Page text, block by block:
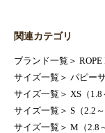
関連カテゴリ
ブランド一覧 ＞ ROPE
サイズ一覧 ＞ パピー
サイズ一覧 ＞ XS（1.8
サイズ一覧 ＞ S（2.2
サイズ一覧 ＞ M（2.8